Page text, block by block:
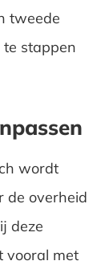
tweede
stappen
wordt
de overheid
deze
vooral met